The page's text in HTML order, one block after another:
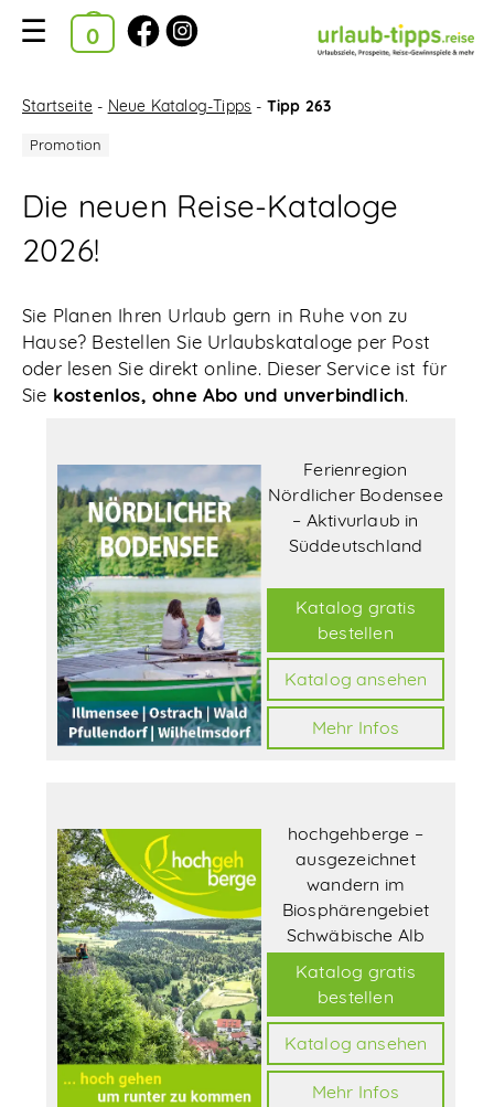
Kataloge
im
Urlaubsziele A-Z
Reise-News
Neue Katalog-Tipps
Abonnieren
Ausgewählte Kataloge
Startseite - Neue Katalog-Tipps - Tipp 263
Die neuen Reise-Kataloge
2026!
Sie Planen Ihren Urlaub gern in Ruhe von zu
Hause? Bestellen Sie Urlaubskataloge per Post
oder lesen Sie direkt online. Dieser Service ist für
Sie kostenlos, ohne Abo und unverbindlich.
Ferienregion
Nördlicher Bodensee
– Aktivurlaub in
Süddeutschland
Katalog gratis
bestellen
Katalog ansehen
Mehr Infos
hochgehberge –
ausgezeichnet
wandern im
Biosphärengebiet
Schwäbische Alb
Katalog gratis
bestellen
Katalog ansehen
Mehr Infos